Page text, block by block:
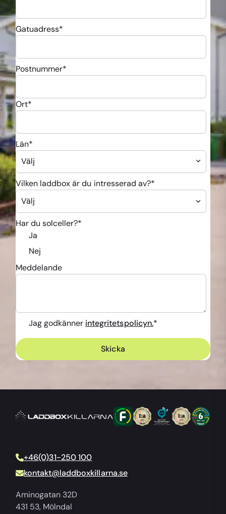
Gatuadress*
Postnummer*
Ort*
Län*
Vilken laddbox är du intresserad av?*
Har du solceller?*
Ja
Nej
Meddelande
Jag godkänner integritetspolicyn.*
+46(0)31-250 100
kontakt@laddboxkillarna.se
Aminogatan 32D
431 53, Mölndal